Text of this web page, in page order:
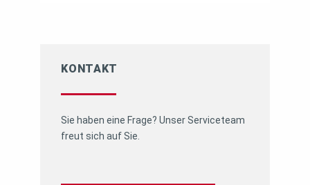
KONTAKT
Sie haben eine Frage? Unser Serviceteam
freut sich auf Sie.